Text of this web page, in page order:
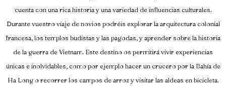
cuenta con una rica historia y una variedad de influencias culturales.
Durante vuestro viaje de novios podréis explorar la arquitectura colonial
francesa, los templos budistas y las pagodas, y aprender sobre la historia
de la guerra de Vietnam. Este destino os permitirá vivir experiencias
únicas e inolvidables, como por ejemplo hacer un crucero por la Bahía de
Ha Long o recorrer los campos de arroz y visitar las aldeas en bicicleta.